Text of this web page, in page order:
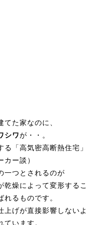
てた家なのに、
シワが・・。
る「高気密高断熱住宅
カー談）
一つとされるのが
乾燥によって変形するこ
れるものです。
上げが直接影響しない
ています。